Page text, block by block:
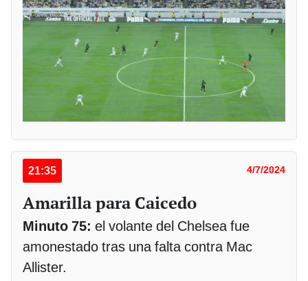
21:35 4/7/2024
Amarilla para Caicedo
Minuto 75: el volante del Chelsea fue
amonestado tras una falta contra Mac
Allister.